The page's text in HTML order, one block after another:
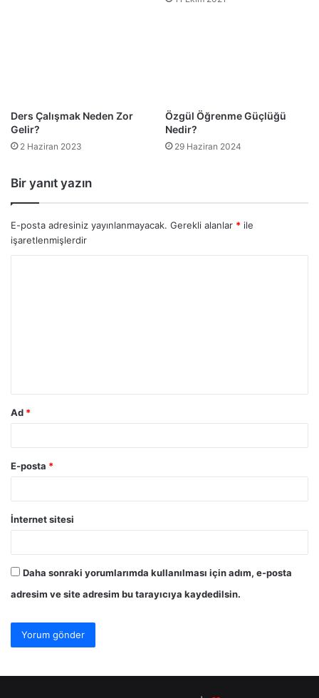
Ders Çalışmak Neden Zor
Gelir?
2 Haziran 2023
Özgül Öğrenme Güçlüğü
Nedir?
29 Haziran 2024
Bir yanıt yazın
E-posta adresiniz yayınlanmayacak. Gerekli alanlar * ile
işaretlenmişlerdir
Ad *
E-posta *
İnternet sitesi
Daha sonraki yorumlarımda kullanılması için adım, e-posta
adresim ve site adresim bu tarayıcıya kaydedilsin.